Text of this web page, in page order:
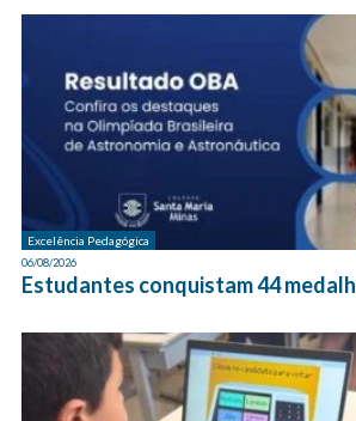
Excelência Pedagógica
06/08/2026
Estudantes conquistam 44